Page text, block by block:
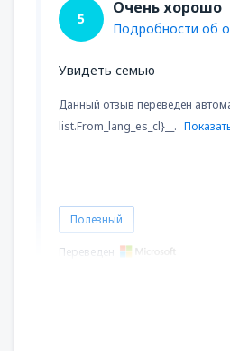
5
Очень хорошо
Подробности об
Увидеть семью
Данный отзыв переведен
list.From_lang_es_cl}__.
Полезный
Переведен